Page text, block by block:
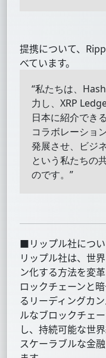
提携について、
べています。
“私たちは、
力し、XRP
日本に紹介でき
コラボレーショ
発展させ、ビジ
という私たちの
のです。”
■リップル社につ
リップル社は、世
ン化する方法を変
ロックチェーンと
るリーディングカ
ルなブロックチェ
し、持続可能な世
スケーラブルな金